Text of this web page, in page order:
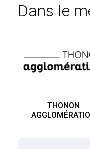
Dans le
THONON